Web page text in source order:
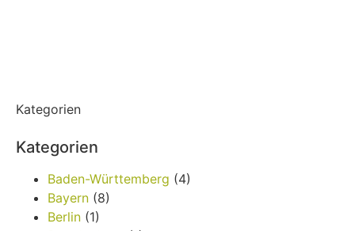
Kategorien
Kategorien
Baden-Württemberg (4)
Bayern (8)
Berlin (1)